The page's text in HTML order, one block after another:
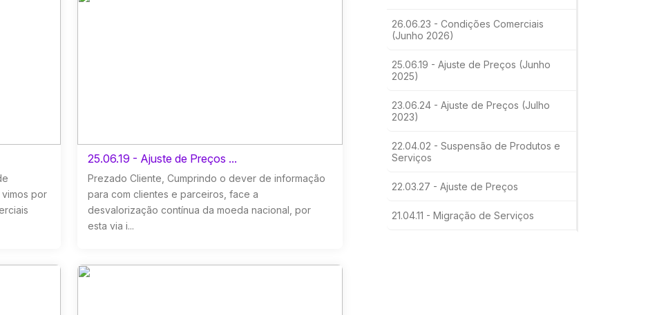
por
25.06.19 - Ajuste de Preços ...
Prezado Cliente, Cumprindo o dever de informação
para com clientes e parceiros, face a
desvalorização contínua da moeda nacional, por
esta via i...
26.06.23 - Condições Comerciais
(Junho 2026)
25.06.19 - Ajuste de Preços (Junho
2025)
23.06.24 - Ajuste de Preços (Julho
2023)
22.04.02 - Suspensão de Produtos e
Serviços
22.03.27 - Ajuste de Preços
21.04.11 - Migração de Serviços